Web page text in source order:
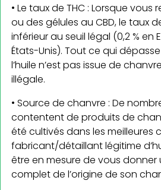
• Le taux de THC : Lorsque vous
ou des gélules au CBD, le taux
inférieur au seuil légal (0,2 % en
États-Unis). Tout ce qui
l’huile n’est pas issue de
illégale.
• Source de chanvre : De
contentent de produits de
été cultivés dans les meilleures
fabricant/détaillant légitime
être en mesure de vous donner
complet de l’origine de son